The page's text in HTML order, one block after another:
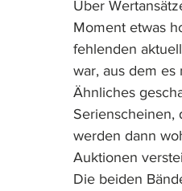
Über
Moment etwas
fehlenden
war, aus dem
Ähnliches
Serienscheinen,
werden dann
Auktionen
Die beiden